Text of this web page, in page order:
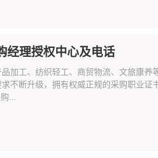
经理授权中心及电话
加工、纺织轻工、商贸物流、文旅康
不断升级，拥有权威正规的采购职业
...